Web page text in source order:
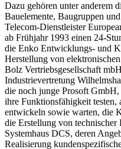
Dazu gehören unter anderem
Bauelemente, Baugruppen
Telecom-Dienstleister
ab Frühjahr 1993 einen 24-
die Enko Entwicklungs- und
Herstellung von
Bolz Vertriebsgesellschaft
Industrievertretung
die noch junge Prosoft
ihre Funktionsfähigkeit testen,
entwickeln sowie warten, die
die Erstellung von
Systemhaus DCS, deren
Realisierung